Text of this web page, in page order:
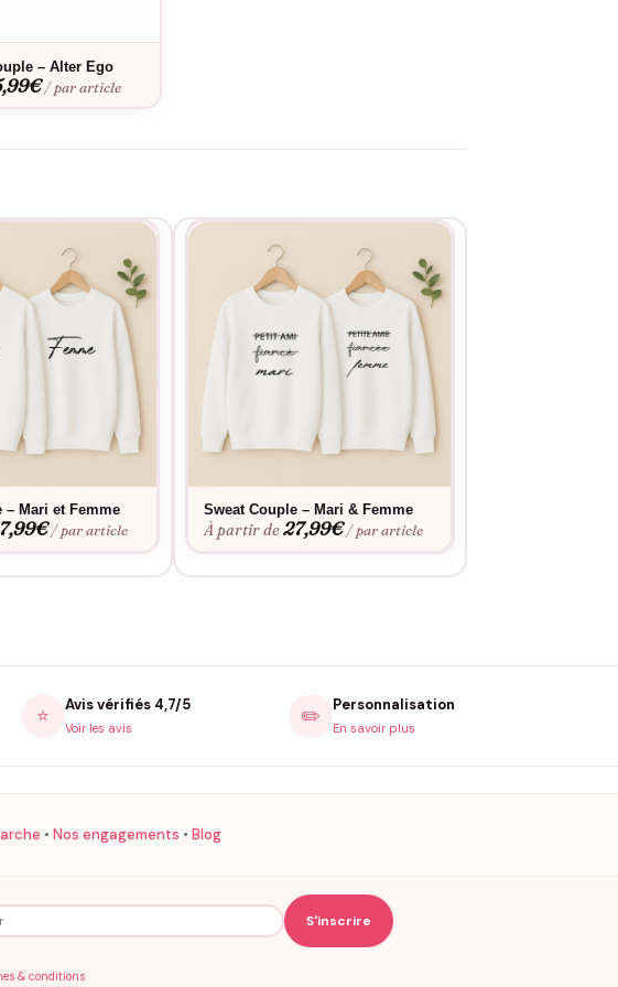
– Alter Ego
€ / par article
– Mari et Femme
€ / par article
Sweat Couple – Mari & Femme
À partir de27,99€ / par article
⭐ Avis vérifiés 4,7/5
Voir les avis ✏️ Personnalisation
En savoir plus
• Nos engagements • Blog
& conditions